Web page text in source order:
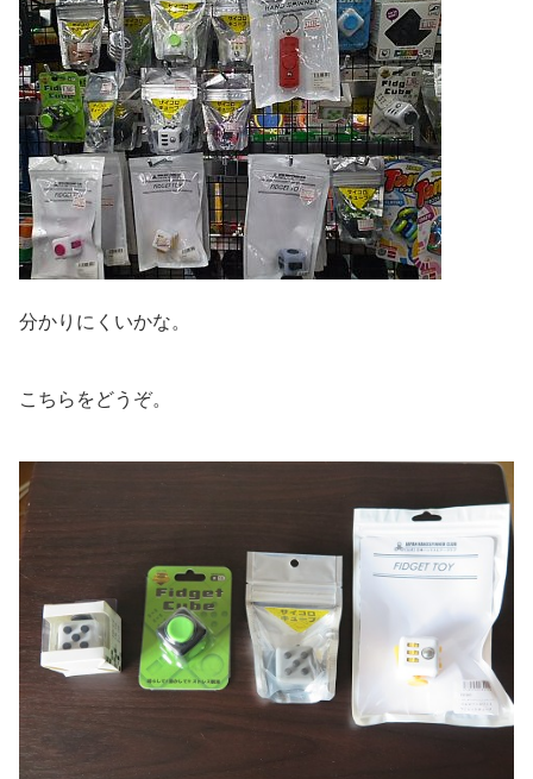
分かりにくいかな。
こちらをどうぞ。